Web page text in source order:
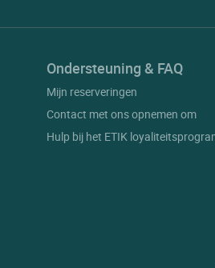
Ondersteuning & FAQ
Mijn reserveringen
Contact met ons opnemen om
Hulp bij het ETIK